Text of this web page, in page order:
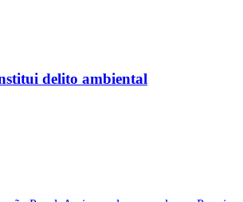
delito ambiental